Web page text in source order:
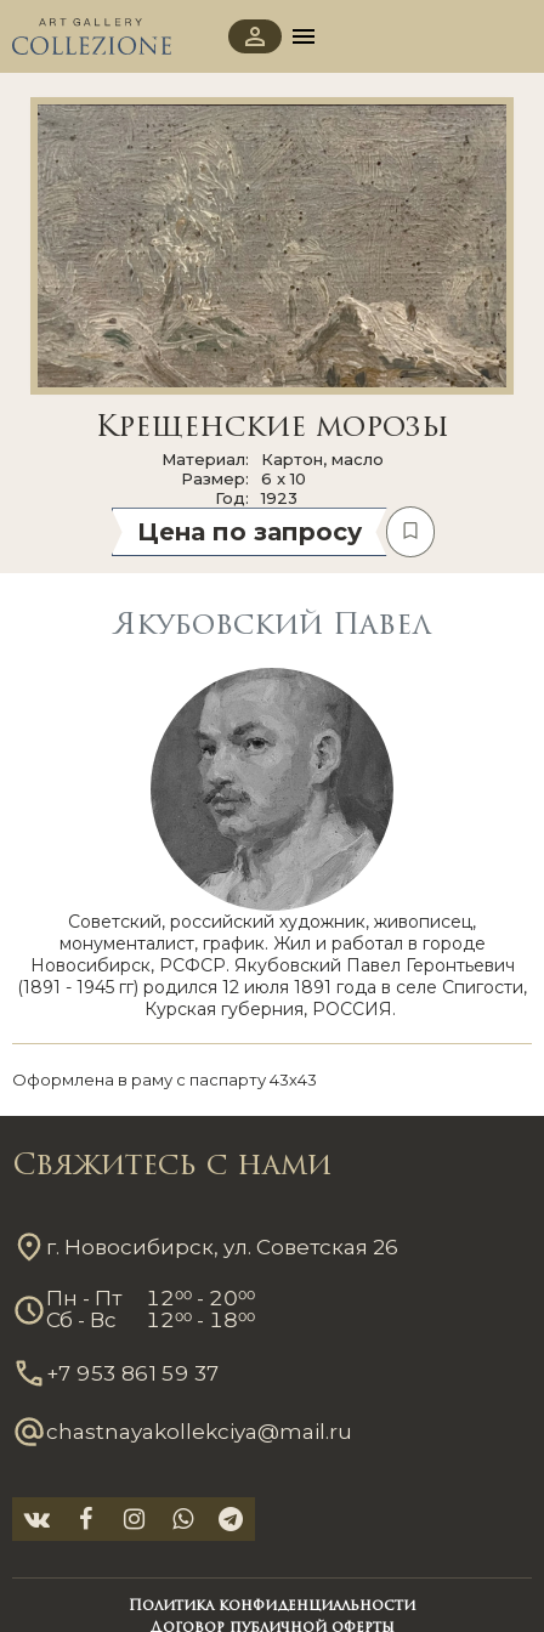
Крещенские морозы
Материал
Картон, масло
Размер
6 x 10
Год
1923
Цена по запросу
Якубовский Павел
Советский, российский художник, живописец,
монументалист, график. Жил и работал в городе
Новосибирск, РСФСР. Якубовский Павел Геронтьевич
(1891 - 1945 гг) родился 12 июля 1891 года в селе Спигости,
Курская губерния, РОССИЯ.
Оформлена в раму с паспарту 43х43
Свяжитесь с нами
г. Новосибирск, ул. Советская 26
Пн - Пт 1200 - 2000
Сб - Вс
1200 - 1800
+7 953 861 59 37
chastnayakollekciya@mail.ru
Политика конфиденциальности
Договор публичной оферты